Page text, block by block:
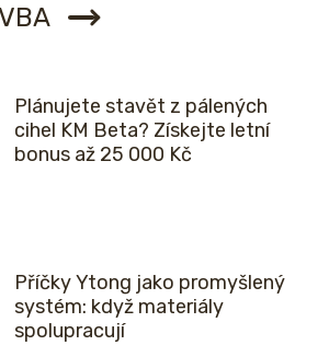
Plánujete stavět z pálených
cihel KM Beta? Získejte letní
bonus až 25 000 Kč
Příčky Ytong jako promyšlený
systém: když materiály
spolupracují